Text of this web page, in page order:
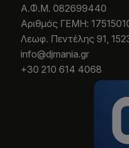
Α.Φ.Μ. 082699440
Aριθμός ΓΕΜΗ:
Λεωφ. Πεντέλης 91,
info@djmania.gr
+30 210 614 4068